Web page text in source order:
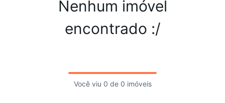
Nenhum imóvel
encontrado :/
Você viu 0 de 0 imóveis